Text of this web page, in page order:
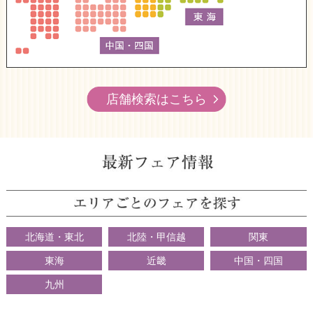
店舗検索はこちら
北海道・東北 北陸・甲信越 関東
東海 近畿 中国・四国
九州